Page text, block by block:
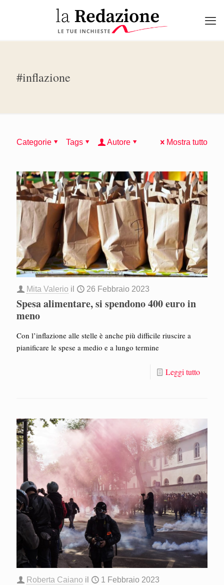
#inflazione
Categorie Tags Autore Mostra tutto
Mita Valerio il 26 Febbraio 2023
Spesa alimentare, si spendono 400 euro in
meno
Con l’inflazione alle stelle è anche più difficile riuscire a
pianificare le spese a medio e a lungo termine
Leggi tutto
Roberta Caiano il 1 Febbraio 2023